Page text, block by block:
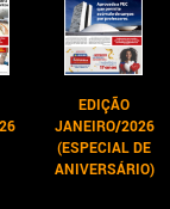
EDIÇÃO
JANEIRO/2026
(ESPECIAL DE
ANIVERSÁRIO)